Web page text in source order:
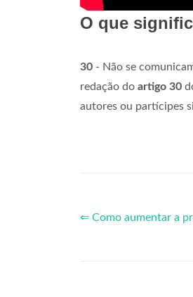
O que
30 - Não se
redação do artigo 30
autores ou partícipes
⇐ Como aumentar a